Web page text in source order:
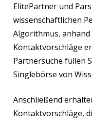
ElitePartner und
wissenschaftlichen
Algorithmus, anhand
Kontaktvorschläge
Partnersuche füllen
Singlebörse von
Anschließend
Kontaktvorschläge,